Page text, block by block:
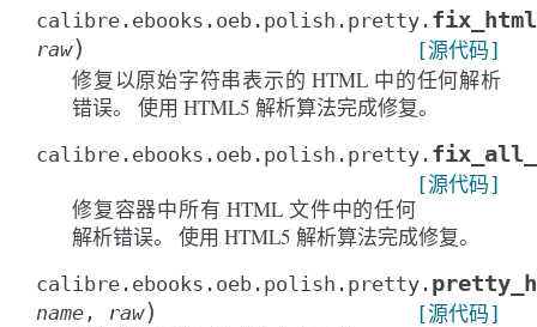
calibre.ebooks.oeb.polish.pretty. fix_html
raw) [源代码]
修复以原始字符串表示的 HTML 中的任何解析
错误。 使用 HTML5 解析算法完成修复。
calibre.ebooks.oeb.polish.pretty.
[源代码]
修复容器中所有 HTML 文件中的任何
解析错误。 使用 HTML5 解析算法完成修复。
calibre.ebooks.oeb.polish.pretty.
name , raw) [源代码]